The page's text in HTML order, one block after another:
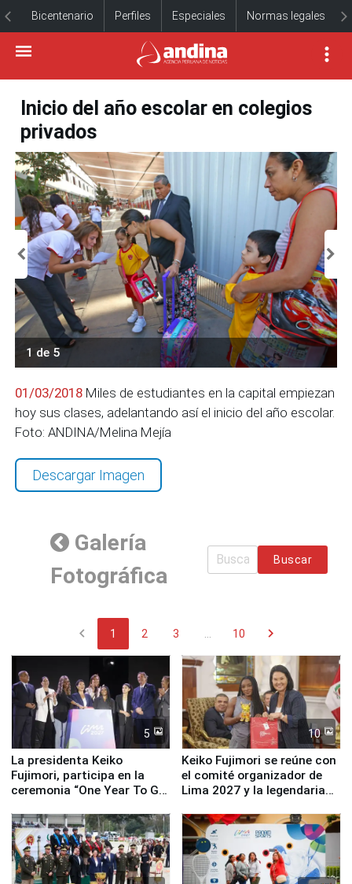
Bicentenario Perfiles Especiales Normas legales
Inicio del año escolar en colegios
privados
1 de 5
01/03/2018 Miles de estudiantes en la capital empiezan
hoy sus clases, adelantando así el inicio del año escolar.
Foto: ANDINA/Melina Mejía
Descargar Imagen
Galería
Fotográfica
Buscar
chevron_left 1 2 3 10 chevron_right
5
La presidenta Keiko
Fujimori, participa en la
ceremonia “One Year To Go
10
Keiko Fujimori se reúne con
el comité organizador de
Lima 2027 y la legendaria